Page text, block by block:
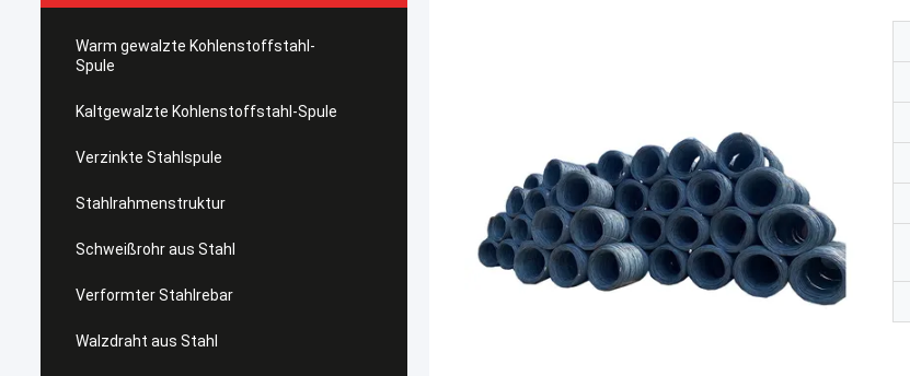
Warm gewalzte Kohlenstoffstahl-
Spule
Kaltgewalzte Kohlenstoffstahl-Spule
Verzinkte Stahlspule
Stahlrahmenstruktur
Schweißrohr aus Stahl
Verformter Stahlrebar
Walzdraht aus Stahl